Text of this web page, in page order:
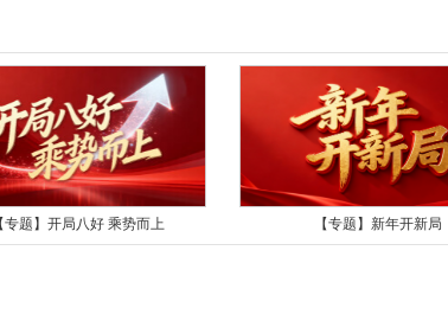
【专题】开局八好 乘势而上 【专题】新年开新局